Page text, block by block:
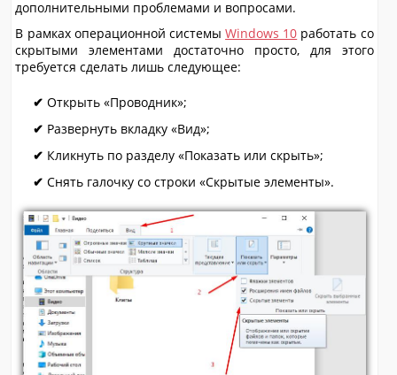
дополнительными проблемами и вопросами.
В рамках операционной системыWindows 10 работать со
скрытыми элементами достаточно просто, для этого
требуется сделать лишь следующее:
Открыть «Проводник»;
Развернуть вкладку «Вид»;
Кликнуть по разделу «Показать или скрыть»;
Снять галочку со строки «Скрытые элементы».